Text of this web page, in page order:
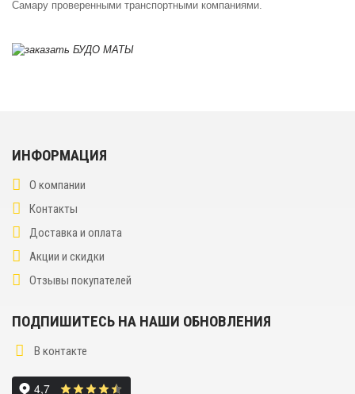
Самару проверенными транспортными компаниями.
ИНФОРМАЦИЯ
О компании
Контакты
Доставка и оплата
Акции и скидки
Отзывы покупателей
ПОДПИШИТЕСЬ НА НАШИ ОБНОВЛЕНИЯ
В контакте